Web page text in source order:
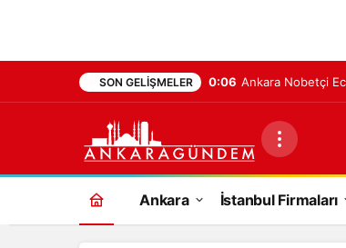
SON GELIŞMELER 0:06 Ankara Nobetçi
Ankara İstanbul Firmaları